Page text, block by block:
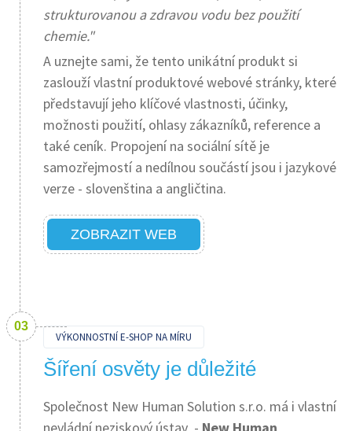
strukturovanou a zdravou vodu bez použití
chemie."
A uznejte sami, že tento unikátní produkt si
zaslouží vlastní produktové webové stránky, které
představují jeho klíčové vlastnosti, účinky,
možnosti použití, ohlasy zákazníků, reference a
také ceník. Propojení na sociální sítě je
samozřejmostí a nedílnou součástí jsou i jazykové
verze - slovenština a angličtina.
ZOBRAZIT WEB
VÝKONNOSTNÍ E-SHOP NA MÍRU
Šíření osvěty je důležité
Společnost New Human Solution s.r.o. má i vlastní